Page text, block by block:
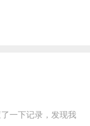
一下记录，发现我